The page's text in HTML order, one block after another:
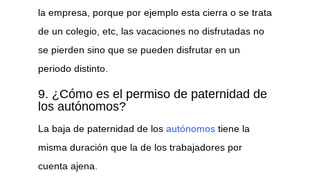
la empresa, porque por ejemplo esta cierra o se trata
de un colegio, etc, las vacaciones no disfrutadas no
se pierden sino que se pueden disfrutar en un
periodo distinto.
9. ¿Cómo es el permiso de paternidad de
los autónomos?
La baja de paternidad de los autónomos tiene la
misma duración que la de los trabajadores por
cuenta ajena.